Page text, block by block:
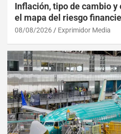
Inflación, tipo de cambio
el mapa del riesgo
08/08/2026 Exprimidor Media